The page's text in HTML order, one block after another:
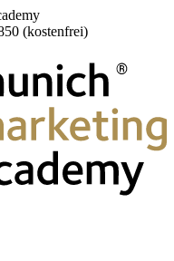
(kostenfrei)